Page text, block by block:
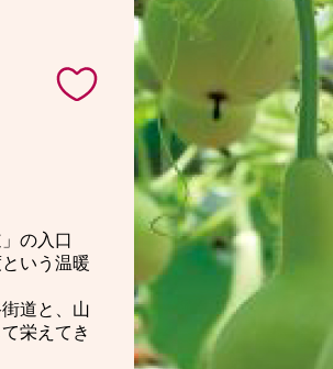
の入口
いう温暖
道と、山
栄えてき